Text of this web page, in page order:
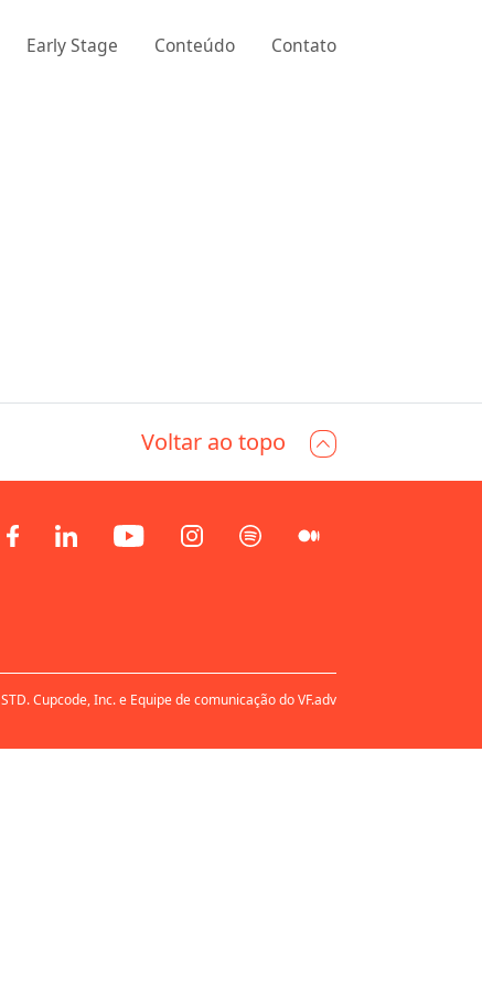
Early Stage Conteúdo Contato
Voltar ao topo
Cupcode, Inc. e Equipe de comunicação do VF.adv